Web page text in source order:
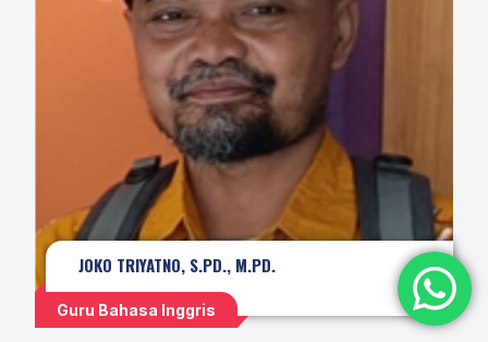
JOKO TRIYATNO, S.PD., M.PD.
Guru Bahasa Inggris